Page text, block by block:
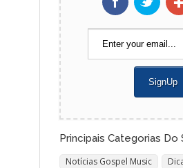
Principais Categorias Do
Notícias Gospel Music